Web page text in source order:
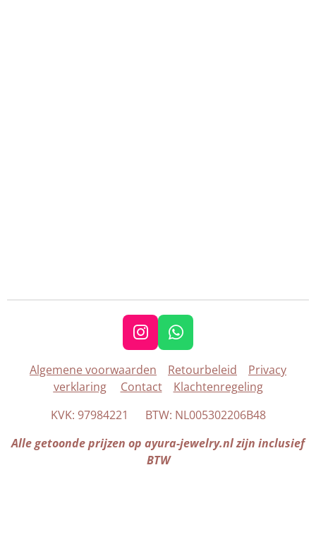
I
n
s
t
a
g
r
a
W
h
a
t
s
A
p
Algemene voorwaarden Retourbeleid
Privacy
verklaring
Contact
Klachtenregeling
KVK: 97984221 BTW: NL005302206B48
Alle getoonde prijzen op ayura-jewelry.nl zijn inclusief
BTW